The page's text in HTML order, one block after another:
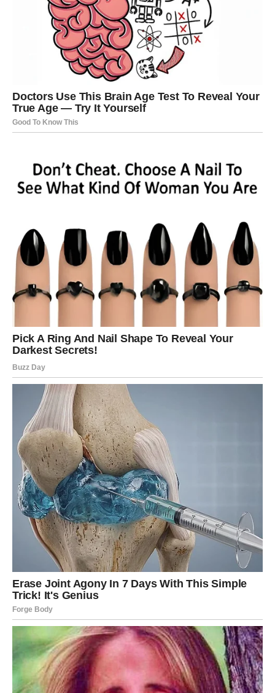
postojećem odnosu. U poslu – otvara se opcija o kojoj
ranije nisi razmišljao.
VAGA – KARTA: NADA
Ovo je karta svetla u tunelu. Ako si sumnjao, ako si bio
U ljubavi, neko ti daje razlog da veruješ. U poslu, ideja
Nekad je najveće čudo – sačuvati veru.
ŠKORPIJA – KARTA: TAJNA
Nešto izlazi na površinu. Možda je to istina koju si sanajo.
Možda emocija koju je neko skrivao. Možda informacija
koja menja tvoju perspektivu.
Danas nemoj forsirati. Posmatraj. Slušaj. Osećaj.
U ljubavi – moguće je priznanje ili razotkrivanje. U poslu –
saznaješ nešto što ti daje prednost.
Karta Tajna poručuje: istina dolazi, ali ne kroz buku – već
kroz znak.
STRELAC – KARTA: SREĆA
Ovo je karta olakšanja i dobrog obrta. Možeš dobiti
prijatnu vest, iznenadni susret ili ponudu koja ti popravlja
raspoloženje.
U ljubavi – moguće je flert ili neočekivani romantični
trenutak. U poslu – mali uspeh koji pokreće veći talas.
Iskoristi energiju optimizma, ali ostani realan.
JARAC – KARTA: SUD